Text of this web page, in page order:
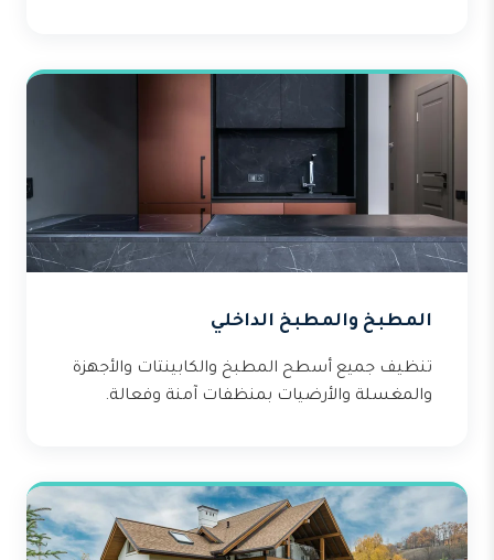
المطبخ والمطبخ الداخلي
تنظيف جميع أسطح المطبخ والكابينتات والأجهزة
والمغسلة والأرضيات بمنظفات آمنة وفعالة.